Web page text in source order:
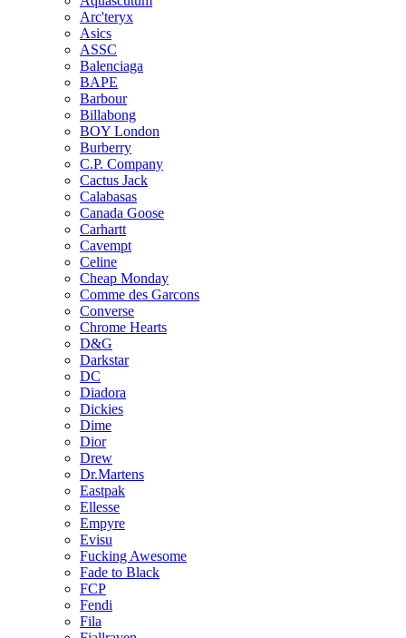
Arc'teryx
Asics
ASSC
Balenciaga
BAPE
Barbour
Billabong
BOY London
Burberry
C.P. Company
Cactus Jack
Calabasas
Canada Goose
Carhartt
Cavempt
Celine
Cheap Monday
Comme des Garcons
Converse
Chrome Hearts
D&G
Darkstar
DC
Diadora
Dickies
Dime
Dior
Drew
Dr.Martens
Eastpak
Ellesse
Empyre
Evisu
Fucking Awesome
Fade to Black
FCP
Fendi
Fila